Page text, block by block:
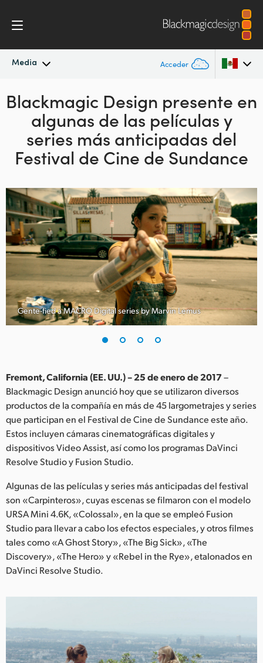
Media Acceder
Novedades
Archivo
Imágenes
Australia
Austria
Canada
China
Denmark
Finland
France
Germany
India
Italy
Japan
Korea
Malaysia
Netherlands
New Zealand
Norway
Portugal
Singapore
Blackmagic Design presente en
algunas de las películas y
series más anticipadas del
Festival de Cine de Sundance
Gente-fied a MACRO Digital series by Marvin Lemus
Fremont, California (EE. UU.) – 25 de enero de 2017–
Blackmagic Design anunció hoy que se utilizaron diversos
productos de la compañía en más de 45 largometrajes y series
que participan en el Festival de Cine de Sundance este año.
Estos incluyen cámaras cinematográficas digitales y
dispositivos Video Assist, así como los programas DaVinci
Resolve Studio y Fusion Studio.
Algunas de las películas y series más anticipadas del festival
son «Carpinteros», cuyas escenas se filmaron con el modelo
URSA Mini 4.6K, «Colossal», en la que se empleó Fusion
Studio para llevar a cabo los efectos especiales, y otros filmes
tales como «A Ghost Story», «The Big Sick», «The
Discovery», «The Hero» y «Rebel in the Rye», etalonados en
DaVinci Resolve Studio.